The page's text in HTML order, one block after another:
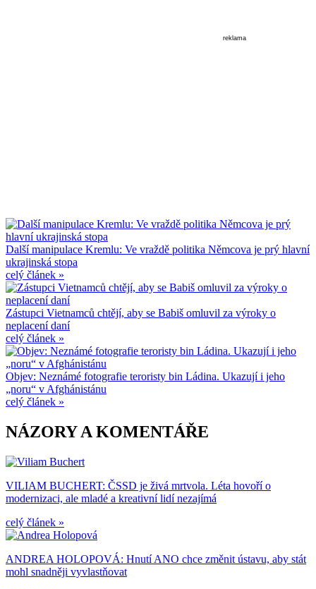
reklama
Další manipulace Kremlu: Ve vraždě politika Němcova je prý hlavní
ukrajinská stopa
celý článek »
Zástupci Vietnamců chtějí, aby se Babiš omluvil za výroky o
neplacení daní
celý článek »
Objev: Neznámé fotografie teroristy bin Ládina. Ukazují i jeho
„noru“ v Afghánistánu
celý článek »
NÁZORY A KOMENTÁŘE
VILIAM BUCHERT: ČSSD je živá mrtvola. Léta hovoří o
modernizaci, ale mladé a kreativní lidí nezajímá
celý článek »
ANDREA HOLOPOVÁ: Hnutí ANO chce změnit ústavu, aby stát
mohl snadněji vyvlastňovat